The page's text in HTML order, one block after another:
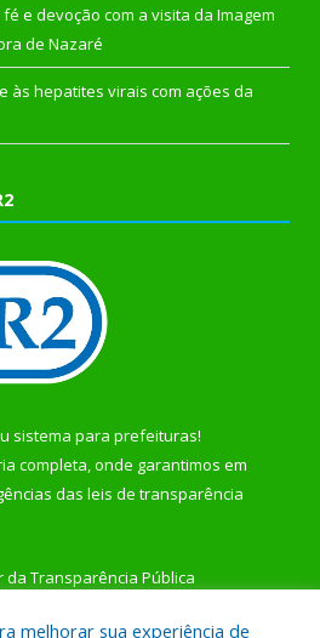
e devoção com a visita da Imagem
de Nazaré
às hepatites virais com ações da
sistema para prefeituras!
completa, onde garantimos em
das leis de transparência
da Transparência Pública
melhorar sua experiência de